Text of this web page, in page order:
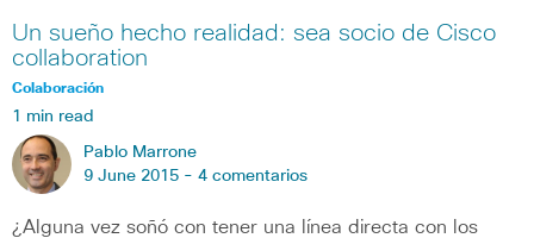
Un sueño hecho realidad: sea socio de Cisco
collaboration
Colaboración
1 min read
Pablo Marrone
9 June 2015 - 4 comentarios
¿Alguna vez soñó con tener una línea directa con los